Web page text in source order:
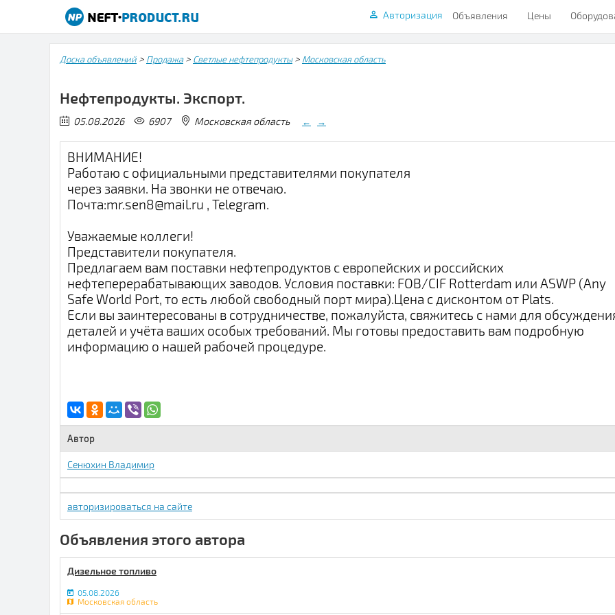
Объявления Цены
Авторизация
Доска объявлений > Продажа> Светлые нефтепродукты> Московская область
Нефтепродукты. Экспорт.
05.08.2026 6907 Московская область ← →
ВНИМАНИЕ!
Работаю с официальными представителями покупателя
через заявки. На звонки не отвечаю.
Почта:mr.sen8@mail.ru , Telegram.
Уважаемые коллеги!
Представители покупателя.
Предлагаем вам поставки нефтепродуктов с европейских и российских
нефтеперерабатывающих заводов. Условия поставки: FOB/CIF Rotterdam или ASWP (Any
Safe World Port, то есть любой свободный порт мира).Цена с дисконтом от Plats.
Если вы заинтересованы в сотрудничестве, пожалуйста, свяжитесь с нами для
деталей и учёта ваших особых требований. Мы готовы предоставить вам подробную
информацию о нашей рабочей процедуре.
Автор
Сенюхин Владимир
авторизироваться на сайте
Объявления этого автора
Дизельное топливо
05.08.2026
Московская область